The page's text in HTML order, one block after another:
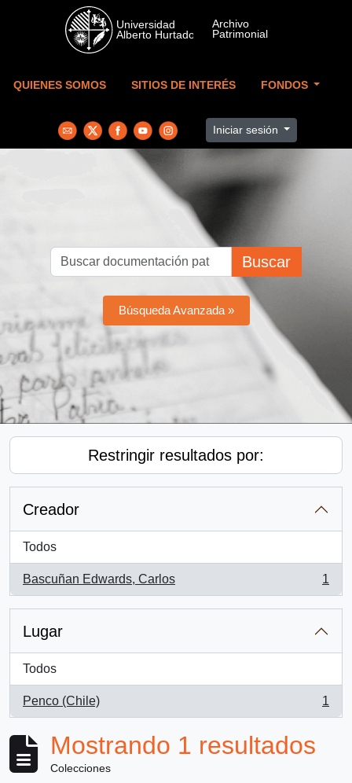
Skip to main content
QUIENES SOMOS SITIOS DE INTERÉS FONDOS
Iniciar sesión
Buscar
Búsqueda Avanzada »
Restringir resultados por:
Creador
Todos
Bascuñan Edwards, Carlos
, 1 resultados
1
Lugar
Todos
Penco (Chile)
, 1 resultados
1
Mostrando 1 resultados
Colecciones